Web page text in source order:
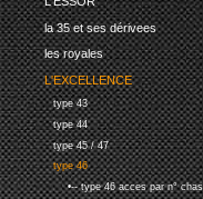
la 35 et ses dérivees
les royales
L'EXCELLENCE
type 43
type 44
type 45 / 47
type 46
•-- type 46 acces par n°